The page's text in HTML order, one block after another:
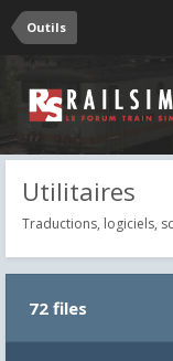
Outils
Utilitaires
Traductions, logiciels,
72 files